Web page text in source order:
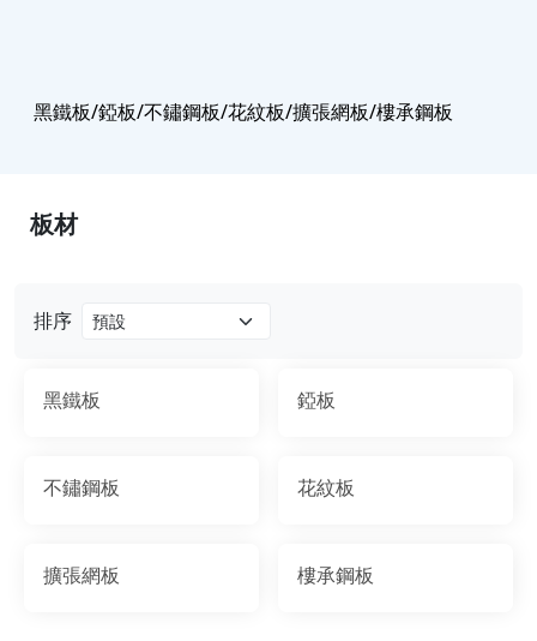
黑鐵板/錏板/不鏽鋼板/花紋板/擴張網板/樓承鋼板
排序
黑鐵板 錏板
不鏽鋼板 花紋板
擴張網板 樓承鋼板
板材